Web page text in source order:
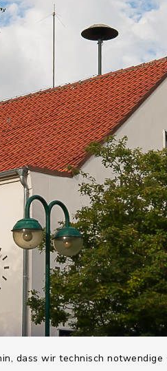
dass wir technisch